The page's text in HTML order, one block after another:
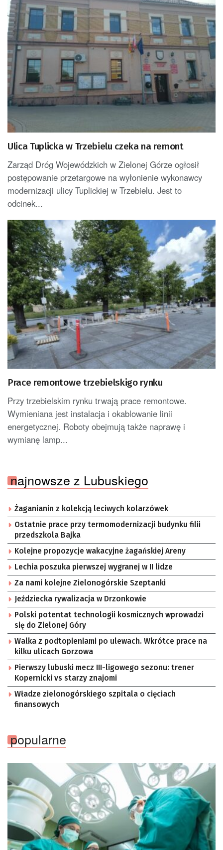
Ulica Tuplicka w Trzebielu czeka na remont
Zarząd Dróg Wojewódzkich w Zielonej Górze ogłosił
postępowanie przetargowe na wyłonienie wykonawcy
modernizacji ulicy Tuplickiej w Trzebielu. Jest to
odcinek...
Prace remontowe trzebielskigo rynku
Przy trzebielskim rynku trwają prace remontowe.
Wymieniana jest instalacja i okablowanie linii
energetycznej. Roboty obejmują także naprawę i
wymianę lamp...
najnowsze z Lubuskiego
Żaganianin z kolekcją leciwych kolarzówek
Ostatnie prace przy termomodernizacji budynku filii
przedszkola Bajka
Kolejne propozycje wakacyjne żagańskiej Areny
Lechia poszuka pierwszej wygranej w II lidze
Za nami kolejne Zielonogórskie Szeptanki
Jeździecka rywalizacja w Drzonkowie
Polski potentat technologii kosmicznych wprowadzi
się do Zielonej Góry
Walka z podtopieniami po ulewach. Wkrótce prace na
kilku ulicach Gorzowa
Pierwszy lubuski mecz III-ligowego sezonu: trener
Kopernicki vs starzy znajomi
Władze zielonogórskiego szpitala o cięciach
finansowych
popularne